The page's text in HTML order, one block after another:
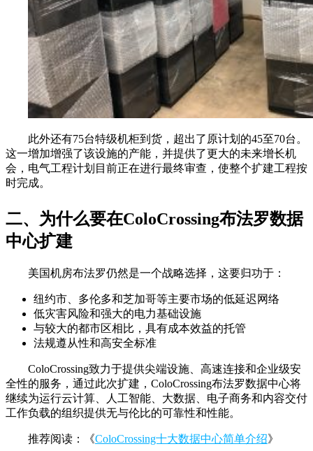
此外还有75台特级机柜到货，超出了原计划的45至70台。
这一增加增强了该设施的产能，并提供了更大的未来增长机
会，电气工程计划目前正在进行最终审查，使整个扩建工程按
时完成。
二、为什么要在ColoCrossing布法罗数据
中心扩建
美国机房布法罗仍然是一个战略选择，这要归功于：
纽约市、多伦多和芝加哥等主要市场的低延迟网络
低灾害风险和强大的电力基础设施
与较大的都市区相比，具有成本效益的托管
法规遵从性和高安全标准
ColoCrossing致力于提供尖端设施、高速连接和企业级安
全性的服务，通过此次扩建，ColoCrossing布法罗数据中心将
继续为运行云计算、人工智能、大数据、电子商务和内容交付
工作负载的组织提供无与伦比的可靠性和性能。
推荐阅读：《ColoCrossing十大数据中心简单介绍》